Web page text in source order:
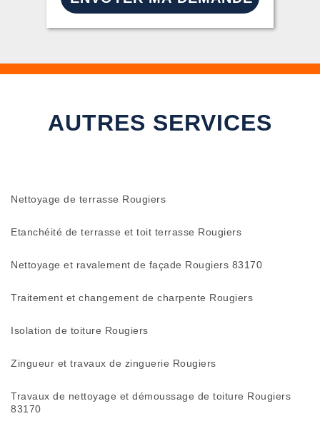
AUTRES SERVICES
Nettoyage de terrasse Rougiers
Etanchéité de terrasse et toit terrasse Rougiers
Nettoyage et ravalement de façade Rougiers 83170
Traitement et changement de charpente Rougiers
Isolation de toiture Rougiers
Zingueur et travaux de zinguerie Rougiers
Travaux de nettoyage et démoussage de toiture Rougiers
83170